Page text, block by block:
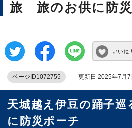
旅 旅のお供に防
いいね！
ページID1072755 更新日 2025年7月7
天城越え伊豆の踊子
に防災ポーチ